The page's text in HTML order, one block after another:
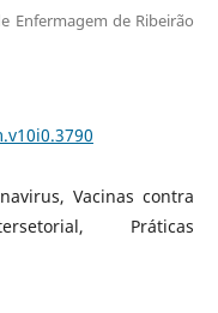
Enfermagem de Ribeirão
Vacinas contra
Práticas